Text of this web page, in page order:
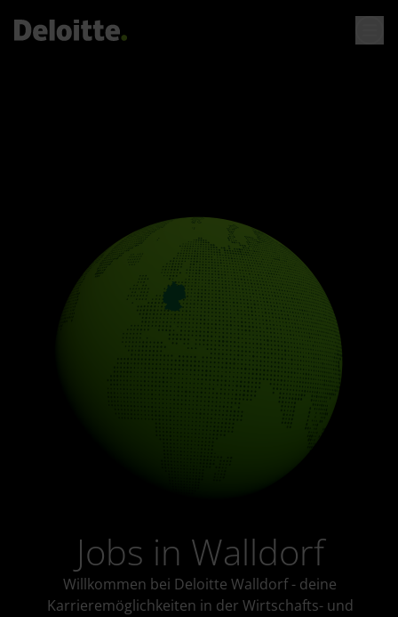
Jobs in Walldorf
Willkommen bei Deloitte Walldorf - deine
Karrieremöglichkeiten in der Wirtschafts- und